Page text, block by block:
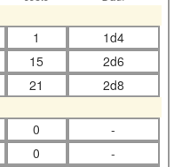
1
1d4
15
2d6
21
2d8
0
-
0
-